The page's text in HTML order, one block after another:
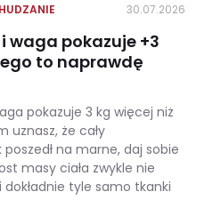
30.07.2026
waga pokazuje +3
to naprawdę
pokazuje 3 kg więcej niż
uznasz, że cały
na marne, daj sobie
masy ciała zwykle nie
dokładnie tyle samo tkanki